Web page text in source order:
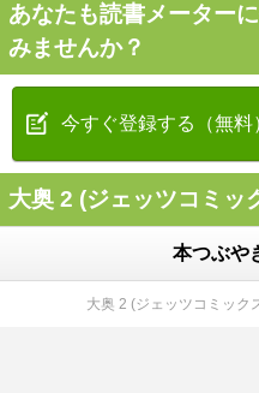
あなたも読書メーター
みませんか？
今すぐ登録する（無料
大奥 2 (ジェッツコミッ
本つぶや
大奥 2 (ジェッツコミック